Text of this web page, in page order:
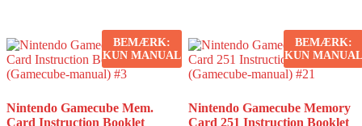
BEMÆRK:
KUN MANUAL
Nintendo Gamecube Mem.
Card Instruction Booklet
BEMÆRK:
KUN MANUAL
Nintendo Gamecube Memory
Card 251 Instruction Booklet